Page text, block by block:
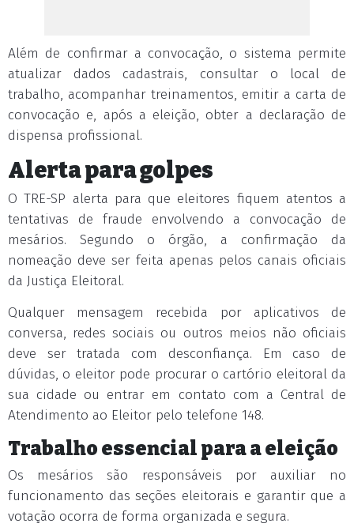
Além de confirmar a convocação, o sistema permite
atualizar dados cadastrais, consultar o local de
trabalho, acompanhar treinamentos, emitir a carta de
convocação e, após a eleição, obter a declaração de
dispensa profissional.
Alerta para golpes
O TRE-SP alerta para que eleitores fiquem atentos a
tentativas de fraude envolvendo a convocação de
mesários. Segundo o órgão, a confirmação da
nomeação deve ser feita apenas pelos canais oficiais
da Justiça Eleitoral.
Qualquer mensagem recebida por aplicativos de
conversa, redes sociais ou outros meios não oficiais
deve ser tratada com desconfiança. Em caso de
dúvidas, o eleitor pode procurar o cartório eleitoral da
sua cidade ou entrar em contato com a Central de
Atendimento ao Eleitor pelo telefone 148.
Trabalho essencial para a eleição
Os mesários são responsáveis por auxiliar no
funcionamento das seções eleitorais e garantir que a
votação ocorra de forma organizada e segura.